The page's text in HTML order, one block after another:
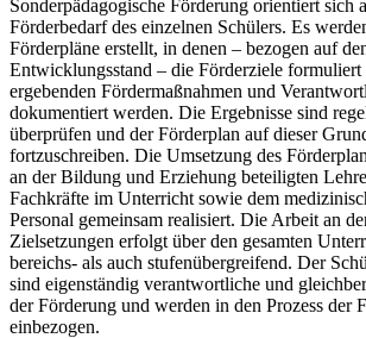
Sonderpädagogische Förderung orientiert sich
Förderbedarf des einzelnen Schülers. Es
Förderpläne erstellt, in denen – bezogen auf
Entwicklungsstand – die Förderziele formuliert
ergebenden Fördermaßnahmen und
dokumentiert werden. Die Ergebnisse sind
überprüfen und der Förderplan auf dieser
fortzuschreiben. Die Umsetzung des
an der Bildung und Erziehung beteiligten
Fachkräfte im Unterricht sowie dem
Personal gemeinsam realisiert. Die Arbeit an
Zielsetzungen erfolgt über den gesamten
bereichs- als auch stufenübergreifend. Der
sind eigenständig verantwortliche und
der Förderung und werden in den Prozess der
einbezogen.